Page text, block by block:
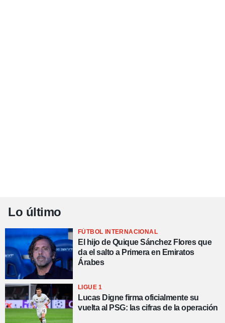
Lo último
FÚTBOL INTERNACIONAL
El hijo de Quique Sánchez Flores que
da el salto a Primera en Emiratos
Árabes
LIGUE 1
Lucas Digne firma oficialmente su
vuelta al PSG: las cifras de la operación